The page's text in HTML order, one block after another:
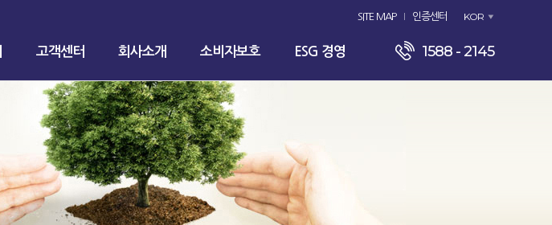
SITE MAP 인증센터 KOR
고객센터 회사소개 소비자보호 ESG 경영 1588 - 2145